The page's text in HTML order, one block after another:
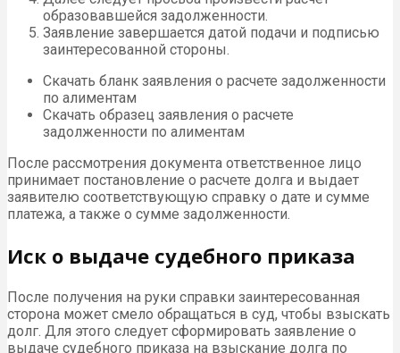
образовавшейся задолженности.
Заявление завершается датой подачи и подписью
заинтересованной стороны.
Скачать бланк заявления о расчете задолженности
по алиментам
Скачать образец заявления о расчете
задолженности по алиментам
После рассмотрения документа ответственное лицо
принимает постановление о расчете долга и выдает
заявителю соответствующую справку о дате и сумме
платежа, а также о сумме задолженности.
Иск о выдаче судебного приказа
После получения на руки справки заинтересованная
сторона может смело обращаться в суд, чтобы взыскать
долг. Для этого следует сформировать заявление о
выдаче судебного приказа на взыскание долга по